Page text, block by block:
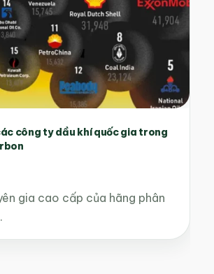
công ty dầu khí quốc gia trong
gia cao cấp của hãng phân